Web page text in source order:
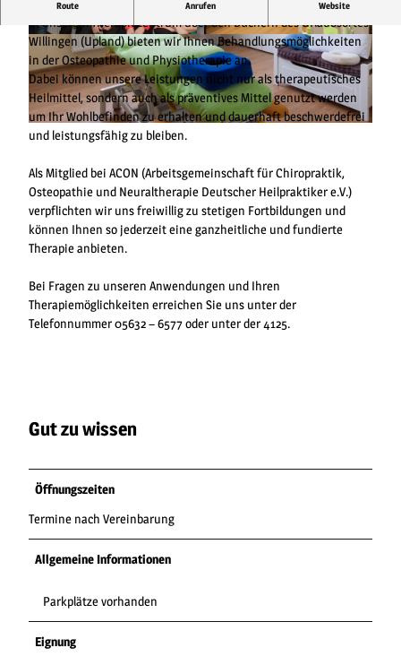
© Kurmittelhaus Willingen | CC-BY-SA
© Kurmittelhaus Willingen |CC-BY-SA © Kurmittelhaus Willingen |CC-BY-SA
Route Anrufen Website
Therapiezentrum im Kurmittelhaus Willingen
In unserem Therapiezentrum über den Dächern des Urlaubsortes
Willingen (Upland) bieten wir Ihnen Behandlungsmöglichkeiten
in der Osteopathie und Physiotherapie an.
Dabei können unsere Leistungen nicht nur als therapeutisches
Heilmittel, sondern auch als präventives Mittel genutzt werden
um Ihr Wohlbefinden zu erhalten und dauerhaft beschwerdefrei
und leistungsfähig zu bleiben.
Als Mitglied bei ACON (Arbeitsgemeinschaft für Chiropraktik,
Osteopathie und Neuraltherapie Deutscher Heilpraktiker e.V.)
verpflichten wir uns freiwillig zu stetigen Fortbildungen und
können Ihnen so jederzeit eine ganzheitliche und fundierte
Therapie anbieten.
Bei Fragen zu unseren Anwendungen und Ihren
Therapiemöglichkeiten erreichen Sie uns unter der
Telefonnummer 05632 – 6577 oder unter der 4125.
Gut zu wissen
Öffnungszeiten
Termine nach Vereinbarung
Allgemeine Informationen
Parkplätze vorhanden
Eignung